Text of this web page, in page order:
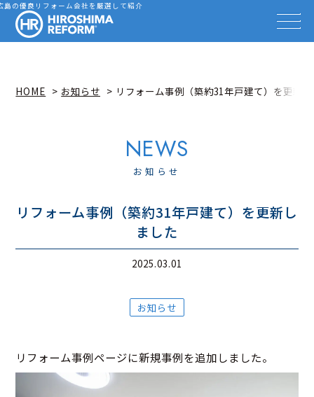
島の優良リフォーム会社を厳選して紹介
HIROSHIMA REFORM – 広島で
会社を探す
事例を見る
事例解説動画
イベント情報
広島リフォーム相談カウンター
HOME お知らせ リフォーム事例（築約31年戸建て）を更新
お知らせ
リフォーム事例（築約31年戸建て）を更新し
ました
2025.03.01
お知らせ
リフォーム事例ページに新規事例を追加しました。